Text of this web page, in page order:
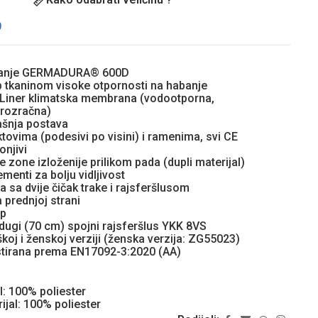
GERMADURA® 600D
tkaninom visoke otpornosti na habanje
klimatska membrana (vodootporna,
postava
(podesivi po visini) i ramenima, svi CE
zone izloženije prilikom pada (dupli materijal)
za bolju vidljivost
sa dvije čičak trake i rajsferšlusom
prednjoj strani
(70 cm) spojni rajsferšlus YKK 8VS
i ženskoj verziji (ženska verzija: ZG55023)
prema EN17092-3:2020 (AA)
100% poliester
100% poliester